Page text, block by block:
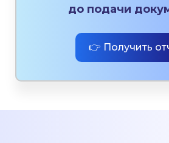
до подачи
👉 Получить